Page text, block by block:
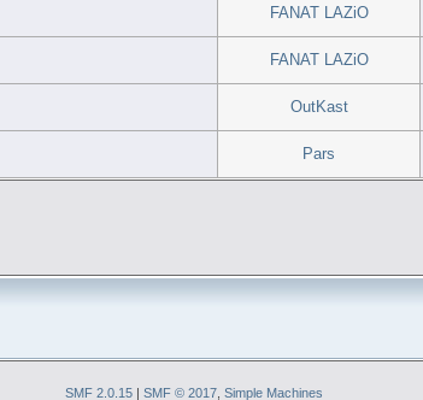
FANAT LAZiO
FANAT LAZiO
OutKast
Pars
SMF 2.0.15 | SMF © 2017 Simple Machines